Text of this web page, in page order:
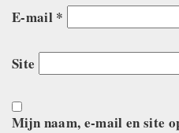
E-mail *
Site
Mijn naam, e-mail en site